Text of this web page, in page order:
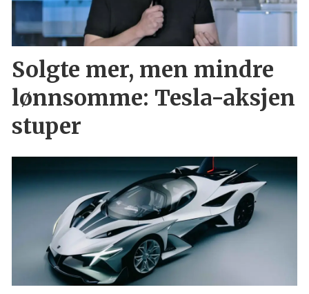
Solgte mer, men mindre
lønnsomme: Tesla-aksjen
stuper